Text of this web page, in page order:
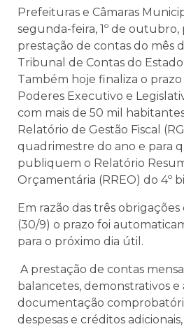
Prefeituras e Câmaras
segunda-feira, 1º de outubro,
prestação de contas do mês
Tribunal de Contas do Estado
Também hoje finaliza o
Poderes Executivo e
com mais de 50 mil
Relatório de Gestão Fiscal
quadrimestre do ano e para
publiquem o Relatório
Orçamentária (RREO) do 4º
Em razão das três
(30/9) o prazo foi
para o próximo dia útil.
A prestação de contas
balancetes, demonstrativos e
documentação
despesas e créditos